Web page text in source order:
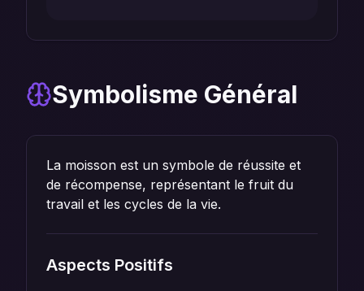
Symbolisme Général
La moisson est un symbole de réussite et
de récompense, représentant le fruit du
travail et les cycles de la vie.
Aspects Positifs